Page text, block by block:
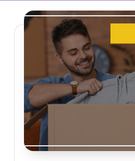
lt
r
o
x